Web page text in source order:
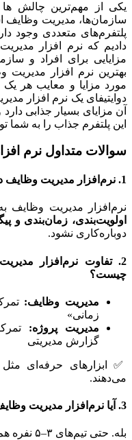
از مهم‌ترین چالش ها
مدیریت وظایف است
متعددی وجود دارد.
که نرم افزار مدیریت
برای افراد و
نرم افزار مدیریت
مزایا و معایب هر یک از
یک نرم افزار
بسیار جذابی دارد و به
پلتفرم جذاب را به شما
متداول نرم افزار
مدیریت وظایف به
زمان‌بندی و پیگیری
نشود.
نرم‌افزار مدیریت
مدیریت وظایف:تمرکز
زمانی»
مدیریت پروژه: تمرکز
گزارش مدیریتی
حرفه‌ای مثل
۳–۵ نفره هم بدون ابزار مناسب دچار: